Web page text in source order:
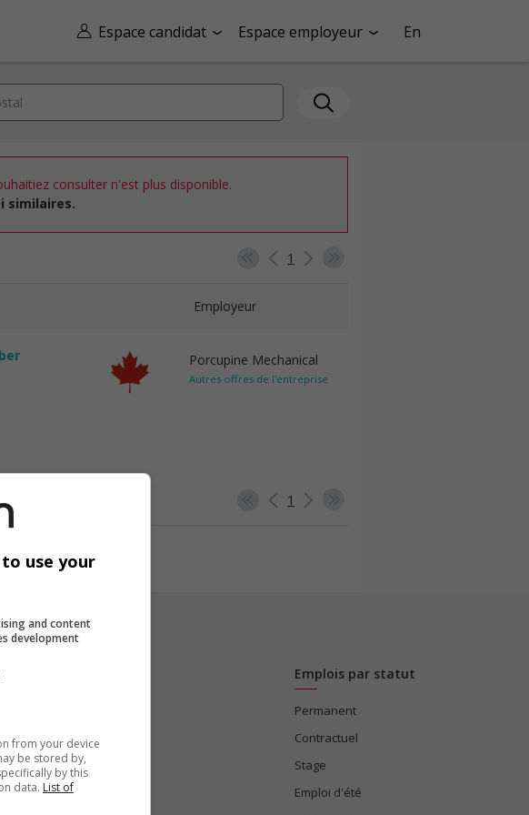
Espace candidat Espace employeur En
consulter n'est plus disponible.
similaires.
1
Employeur
Porcupine Mechanical
Autres offres de l'entreprise
1
/ Offres de services
/ Manutention
Emplois par statut
Permanent
Contractuel
Stage
Emploi d'été
use your
and content
development
from your device
be stored by,
by this
data. List of